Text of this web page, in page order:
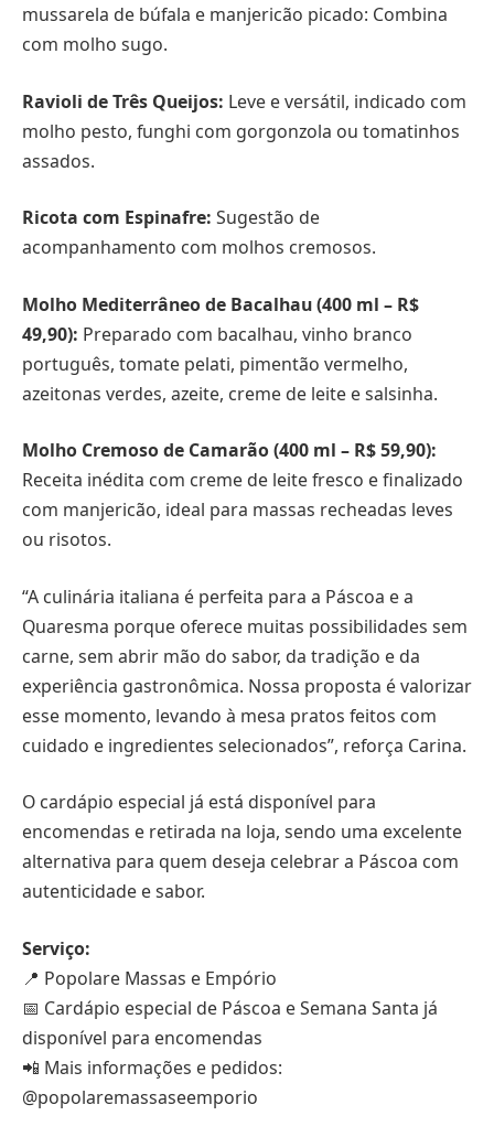
mussarela de búfala e manjericão picado: Combina
com molho sugo.
Ravioli de Três Queijos: Leve e versátil, indicado com
molho pesto, funghi com gorgonzola ou tomatinhos
assados.
Ricota com Espinafre: Sugestão de
acompanhamento com molhos cremosos.
Molho Mediterrâneo de Bacalhau (400 ml – R$
49,90): Preparado com bacalhau, vinho branco
português, tomate pelati, pimentão vermelho,
azeitonas verdes, azeite, creme de leite e salsinha.
Molho Cremoso de Camarão (400 ml – R$ 59,90):
Receita inédita com creme de leite fresco e finalizado
com manjericão, ideal para massas recheadas leves
ou risotos.
“A culinária italiana é perfeita para a Páscoa e a
Quaresma porque oferece muitas possibilidades sem
carne, sem abrir mão do sabor, da tradição e da
experiência gastronômica. Nossa proposta é valorizar
esse momento, levando à mesa pratos feitos com
cuidado e ingredientes selecionados”, reforça Carina.
O cardápio especial já está disponível para
encomendas e retirada na loja, sendo uma excelente
alternativa para quem deseja celebrar a Páscoa com
autenticidade e sabor.
Serviço:
📍 Popolare Massas e Empório
📅 Cardápio especial de Páscoa e Semana Santa já
disponível para encomendas
📲 Mais informações e pedidos:
@popolaremassaseemporio